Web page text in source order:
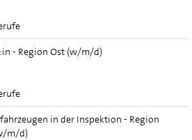
- Region Ost (w/m/d)
in der Inspektion - Region
m/d)